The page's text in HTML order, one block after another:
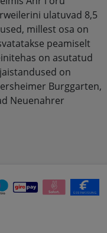
ulatuvad 8,5
millest osa on
peamiselt
on asutatud
on
Burggarten,
Neuenahrer